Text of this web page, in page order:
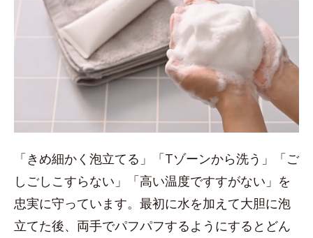
「きめ細かく泡立てる」「Tゾーンから洗う」「ご
しごしこすらない」「高い温度ですすがない」を
忠実に守っています。最初に水を加えて大胆に泡
立てた後、両手でパフパフするようにするとどん